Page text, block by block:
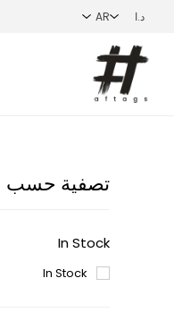
تصفية حسب
In Stock
In Stock